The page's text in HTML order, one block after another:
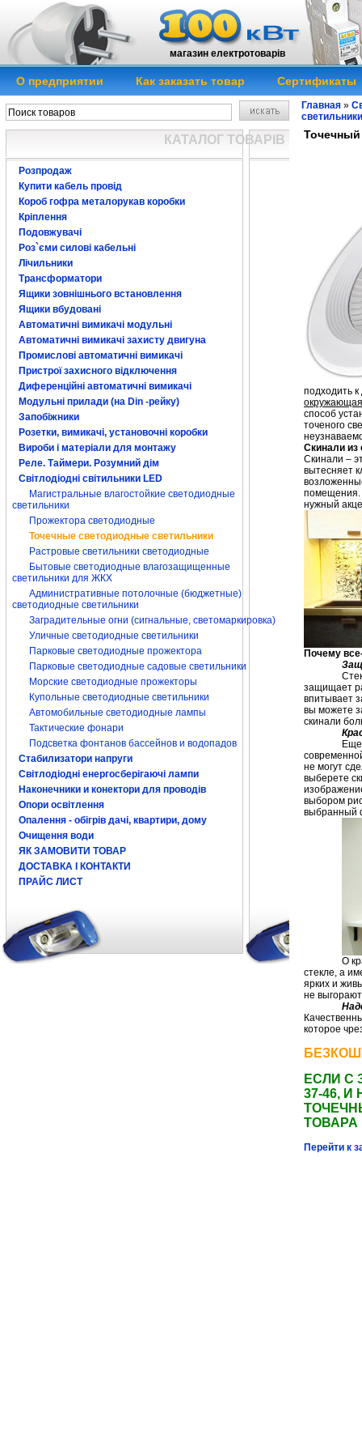
магазин електротоварів
О предприятии Как заказать товар Сертификаты
КАТАЛОГ ТОВАРІВ
Розпродаж
Купити кабель провід
Короб гофра металорукав коробки
Кріплення
Подовжувачі
Роз`єми силові кабельні
Лічильники
Трансформатори
Ящики зовнішнього встановлення
Ящики вбудовані
Автоматичні вимикачі модульні
Автоматичні вимикачі захисту двигуна
Промислові автоматичні вимикачі
Пристрої захисного відключення
Диференційні автоматичні вимикачі
Модульні прилади (на Din -рейку)
Запобіжники
Розетки, вимикачі, установочні коробки
Вироби і матеріали для монтажу
Реле. Таймери. Розумний дім
Світлодіодні світильники LED
Магистральные влагостойкие светодиодные
светильники
Прожектора светодиодные
Точечные светодиодные светильники
Растровые светильники светодиодные
Бытовые светодиодные влагозащищенные
светильники для ЖКХ
Административные потолочные (бюджетные)
светодиодные светильники
Заградительные огни (сигнальные, светомаркировка)
Уличные светодиодные светильники
Парковые светодиодные прожектора
Парковые светодиодные садовые светильники
Морские светодиодные прожекторы
Купольные светодиодные светильники
Автомобильные светодиодные лампы
Тактические фонари
Подсветка фонтанов бассейнов и водопадов
Стабилизатори напруги
Світлодіодні енергосберігаючі лампи
Наконечники и конектори для проводів
Опори освітлення
Опалення - обігрів дачі, квартири, дому
Очищення води
ЯК ЗАМОВИТИ ТОВАР
ДОСТАВКА І КОНТАКТИ
ПРАЙС ЛИСТ
Главная »
светильники
подходить
способ
точеного
Скинали из
Скинали –
вытесняет
помещения.
нужный
Почему
защищает
впитывает
вы можете
скинали
Еще
не могут
выберете
выбором
выбранный
О
стекле, а
ярких и
не
которое
ЕСЛИ С
37-46,
ТОВАРА
Перейти к